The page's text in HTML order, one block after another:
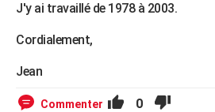
J'y ai travaillé de 1978 à 2003.
Cordialement,
Jean
Commenter 0